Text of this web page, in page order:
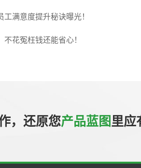
工满意度提升秘诀曝光！
不花冤枉钱还能省心！
，还原您产品蓝图 里应